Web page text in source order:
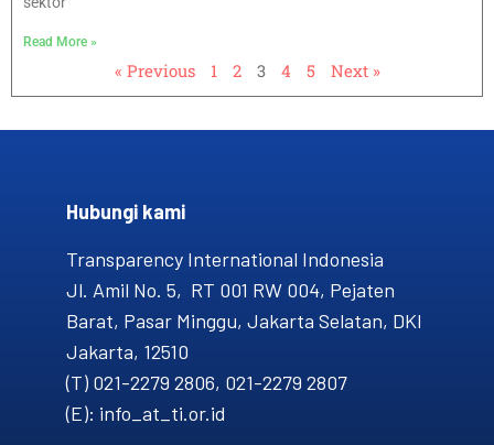
Read More »
« Previous 1 2 3 4 5 Next »
Hubungi kami​
Transparency International Indonesia
Jl. Amil No. 5, RT 001 RW 004, Pejaten
Barat, Pasar Minggu, Jakarta Selatan, DKI
Jakarta, 12510
(T) 021-2279 2806, 021-2279 2807
(E): info_at_ti.or.id